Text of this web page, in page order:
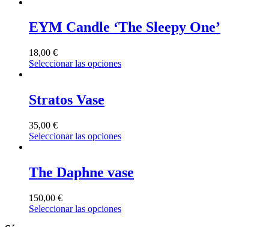
EYM Candle ‘The Sleepy One’
18,00 €
Seleccionar las opciones
Stratos Vase
35,00 €
Seleccionar las opciones
The Daphne vase
150,00 €
Seleccionar las opciones